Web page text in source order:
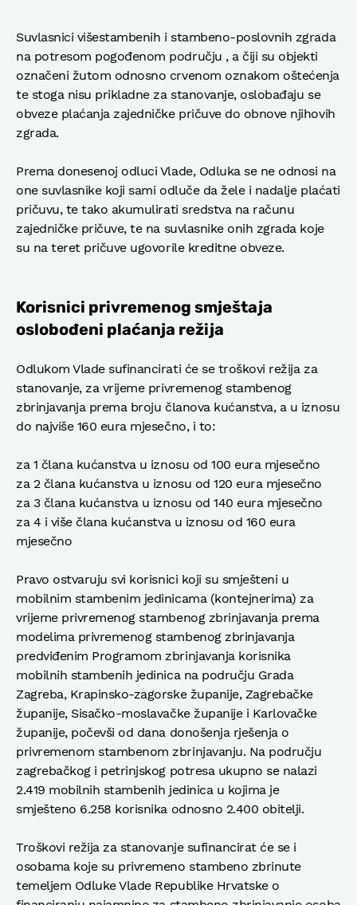
Suvlasnici višestambenih i stambeno-poslovnih zgrada
na potresom pogođenom području , a čiji su objekti
označeni žutom odnosno crvenom oznakom oštećenja
te stoga nisu prikladne za stanovanje, oslobađaju se
obveze plaćanja zajedničke pričuve do obnove njihovih
zgrada.
Prema donesenoj odluci Vlade, Odluka se ne odnosi na
one suvlasnike koji sami odluče da žele i nadalje plaćati
pričuvu, te tako akumulirati sredstva na računu
zajedničke pričuve, te na suvlasnike onih zgrada koje
su na teret pričuve ugovorile kreditne obveze.
Korisnici privremenog smještaja
oslobođeni plaćanja režija
Odlukom Vlade sufinancirati će se troškovi režija za
stanovanje, za vrijeme privremenog stambenog
zbrinjavanja prema broju članova kućanstva, a u iznosu
do najviše 160 eura mjesečno, i to:
za 1 člana kućanstva u iznosu od 100 eura mjesečno
za 2 člana kućanstva u iznosu od 120 eura mjesečno
za 3 člana kućanstva u iznosu od 140 eura mjesečno
za 4 i više člana kućanstva u iznosu od 160 eura
mjesečno
Pravo ostvaruju svi korisnici koji su smješteni u
mobilnim stambenim jedinicama (kontejnerima) za
vrijeme privremenog stambenog zbrinjavanja prema
modelima privremenog stambenog zbrinjavanja
predviđenim Programom zbrinjavanja korisnika
mobilnih stambenih jedinica na području Grada
Zagreba, Krapinsko-zagorske županije, Zagrebačke
županije, Sisačko-moslavačke županije i Karlovačke
županije, počevši od dana donošenja rješenja o
privremenom stambenom zbrinjavanju. Na području
zagrebačkog i petrinjskog potresa ukupno se nalazi
2.419 mobilnih stambenih jedinica u kojima je
smješteno 6.258 korisnika odnosno 2.400 obitelji.
Troškovi režija za stanovanje sufinancirat će se i
osobama koje su privremeno stambeno zbrinute
temeljem Odluke Vlade Republike Hrvatske o